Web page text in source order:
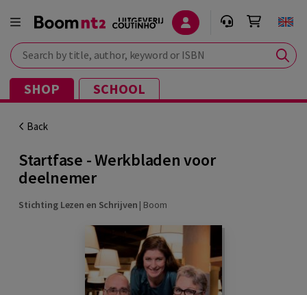
Search by title, author, keyword or ISBN
SHOP SCHOOL
Back
Startfase - Werkbladen voor
deelnemer
Stichting Lezen en Schrijven | Boom